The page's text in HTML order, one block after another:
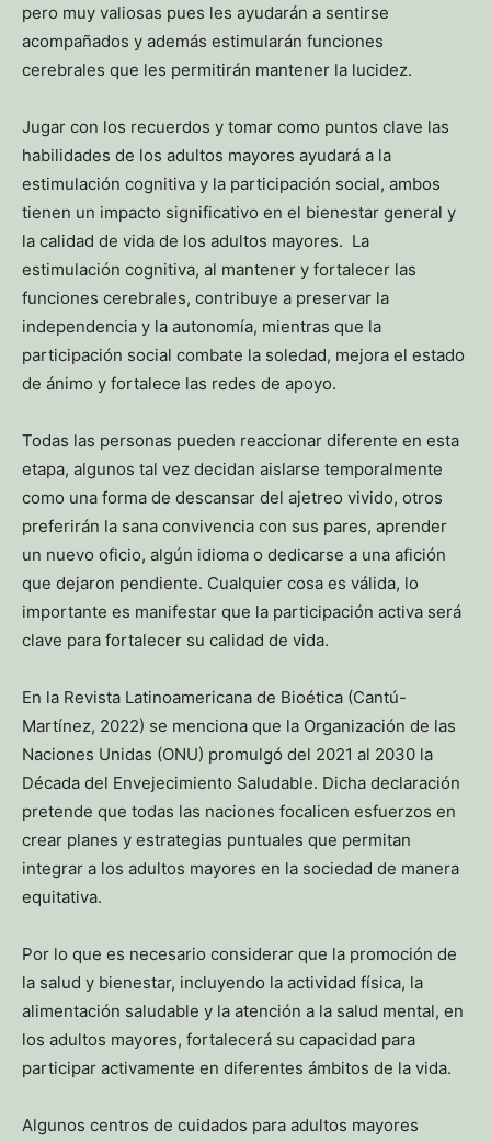
pero muy valiosas pues les ayudarán a sentirse
acompañados y además estimularán funciones
cerebrales que les permitirán mantener la lucidez.
Jugar con los recuerdos y tomar como puntos clave las
habilidades de los adultos mayores ayudará a la
estimulación cognitiva y la participación social, ambos
tienen un impacto significativo en el bienestar general y
la calidad de vida de los adultos mayores. La
estimulación cognitiva, al mantener y fortalecer las
funciones cerebrales, contribuye a preservar la
independencia y la autonomía, mientras que la
participación social combate la soledad, mejora el estado
de ánimo y fortalece las redes de apoyo.
Todas las personas pueden reaccionar diferente en esta
etapa, algunos tal vez decidan aislarse temporalmente
como una forma de descansar del ajetreo vivido, otros
preferirán la sana convivencia con sus pares, aprender
un nuevo oficio, algún idioma o dedicarse a una afición
que dejaron pendiente. Cualquier cosa es válida, lo
importante es manifestar que la participación activa será
clave para fortalecer su calidad de vida.
En la Revista Latinoamericana de Bioética (Cantú-
Martínez, 2022) se menciona que la Organización de las
Naciones Unidas (ONU) promulgó del 2021 al 2030 la
Década del Envejecimiento Saludable. Dicha declaración
pretende que todas las naciones focalicen esfuerzos en
crear planes y estrategias puntuales que permitan
integrar a los adultos mayores en la sociedad de manera
equitativa.
Por lo que es necesario considerar que la promoción de
la salud y bienestar, incluyendo la actividad física, la
alimentación saludable y la atención a la salud mental, en
los adultos mayores, fortalecerá su capacidad para
participar activamente en diferentes ámbitos de la vida.
Algunos centros de cuidados para adultos mayores